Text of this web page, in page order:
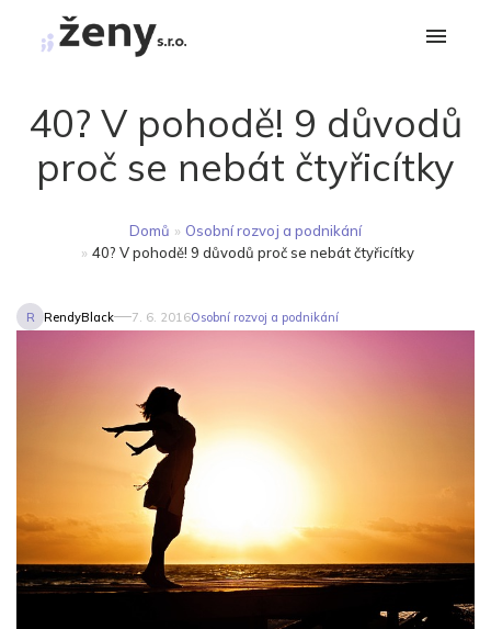
40? V pohodě! 9 důvodů
proč se nebát čtyřicítky
Domů » Osobní rozvoj a podnikání
» 40? V pohodě! 9 důvodů proč se nebát čtyřicítky
R RendyBlack 7. 6. 2016Osobní rozvoj a podnikání